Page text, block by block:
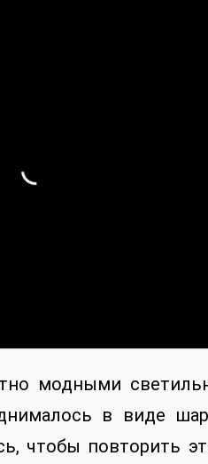
модными
в виде
чтобы повторить